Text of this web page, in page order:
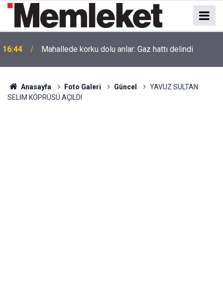
16:44 Mahallede korku dolu anlar: Gaz hattı delindi
16:43
Teslim Oldu!
Anasayfa Foto Galeri Güncel
YAVUZ SULTAN
SELİM KÖPRÜSÜ AÇILDI